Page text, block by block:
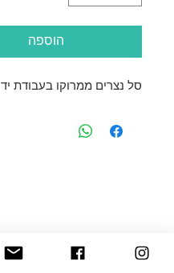
הוספה
סל נצרים ממרוקו בעבודת יד